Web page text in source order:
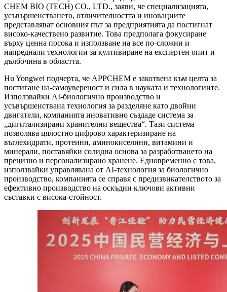
CHEM BIO (TECH) CO., LTD., заяви, че специализацията,
усъвършенстването, отличителността и иновациите
представляват основния път за предприятията да постигнат
високо-качествено развитие. Това предполага фокусиране
върху ценна посока и използване на все по-сложни и
напреднали технологии за култивиране на експертен опит и
дълбочина в областта.
Hu Yongwei подчерта, че APPCHEM е закотвена към целта за
постигане на-самоувереност и сила в науката и технологиите.
Използвайки AI-биологично производство и
усъвършенствана технология за разделяне като двойни
двигатели, компанията иновативно създаде система за
„дигитализирани хранителни вещества“. Тази система
позволява цялостно цифрово характеризиране на
въглехидрати, протеини, аминокиселини, витамини и
минерали, поставяйки солидна основа за разработването на
прецизно и персонализирано хранене. Едновременно с това,
използвайки управлявана от AI-технология за биологично
производство, компанията се справя с предизвикателството за
ефективно производство на оскъдни ключови активни
съставки с висока-стойност.